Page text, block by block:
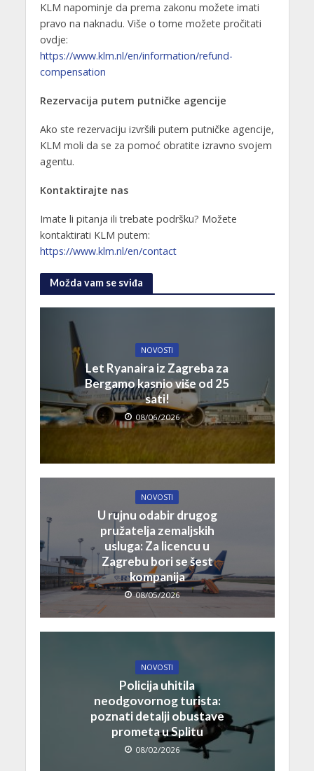
KLM napominje da prema zakonu možete imati
pravo na naknadu. Više o tome možete pročitati
ovdje:
https://www.klm.nl/en/information/refund-
compensation
Rezervacija putem putničke agencije
Ako ste rezervaciju izvršili putem putničke agencije,
KLM moli da se za pomoć obratite izravno svojem
agentu.
Kontaktirajte nas
Imate li pitanja ili trebate podršku? Možete
kontaktirati KLM putem:
https://www.klm.nl/en/contact
Možda vam se sviđa
NOVOSTI
Let Ryanaira iz Zagreba za
Bergamo kasnio više od 25
sati!
08/06/2026
NOVOSTI
U rujnu odabir drugog
pružatelja zemaljskih
usluga: Za licencu u
Zagrebu bori se šest
kompanija
08/05/2026
NOVOSTI
Policija uhitila
neodgovornog turista:
poznati detalji obustave
prometa u Splitu
08/02/2026